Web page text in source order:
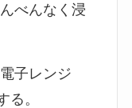
べんなく浸
子レンジ
る。